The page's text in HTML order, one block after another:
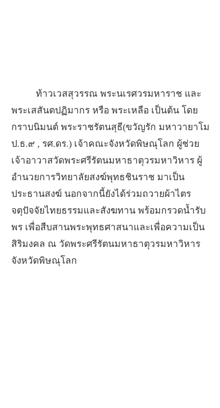
ท้าวเวสสุวรรณ พระนเรศวรมหาราช และ
พระเสสันตปฏิมากร หรือ พระเหลือ เป็นต้น โดย
กราบนิมนต์ พระราชรัตนสุธี(ขวัญรัก มหาวายาโม
ป.ธ.๙ , รศ.ดร.) เจ้าคณะจังหวัดพิษณุโลก ผู้ช่วย
เจ้าอาวาสวัดพระศรีรัตนมหาธาตุวรมหาวิหาร ผู้
อำนวยการวิทยาลัยสงฆ์พุทธชินราช มาเป็น
ประธานสงฆ์ นอกจากนี้ยังได้ร่วมถวายผ้าไตร
จตุปัจจัยไทยธรรมและสังฆทาน พร้อมกรวดน้ำรับ
พร เพื่อสืบสานพระพุทธศาสนาและเพื่อความเป็น
สิริมงคล ณ วัดพระศรีรัตนมหาธาตุวรมหาวิหาร
จังหวัดพิษณุโลก